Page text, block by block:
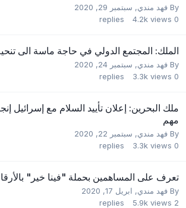
By فهد مندي, سبتمبر 29, 2020
0
replies 4.2k views
الملك: المجتمع الدولي في حاجة ماسة الى
By فهد مندي, سبتمبر 24, 2020
0
replies 3.3k views
ملك البحرين: إعلان تأييد السلام مع إسرائيل
مهم
By فهد مندي, سبتمبر 22, 2020
0
replies 3.3k views
تعرف على المساهمين بحملة "فينا خير"
By فهد مندي, ابريل 17, 2020
2
replies 5.9k views